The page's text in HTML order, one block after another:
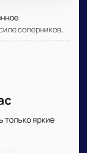
соперников,
участники этого
настоящие
только яркие